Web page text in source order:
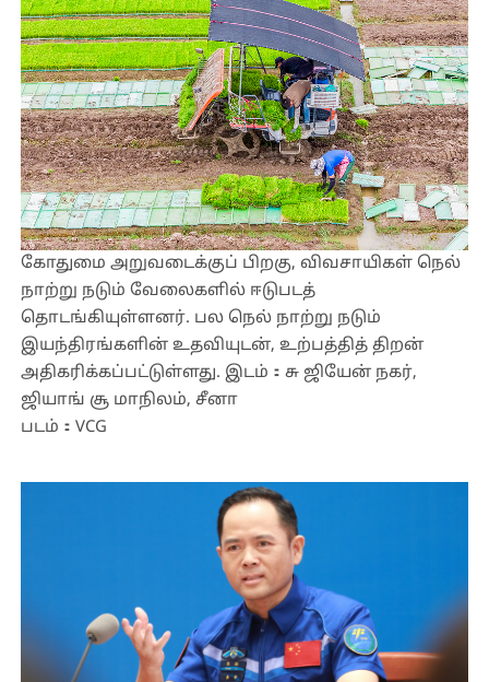
கோதுமை அறுவடைக்குப் பிறகு, விவசாயிகள் நெல்
நாற்று நடும் வேலைகளில் ஈடுபடத்
தொடங்கியுள்ளனர். பல நெல் நாற்று நடும்
இயந்திரங்களின் உதவியுடன், உற்பத்தித் திறன்
அதிகரிக்கப்பட்டுள்ளது. இடம்：சு ஜியேன் நகர்,
ஜியாங் சூ மாநிலம், சீனா
படம்：VCG